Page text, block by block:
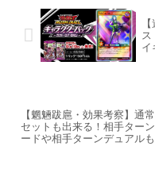
ス
イ
【魍魎跋扈・効果考察】通
セットも出来る！相手ター
ードや相手ターンデュアルも